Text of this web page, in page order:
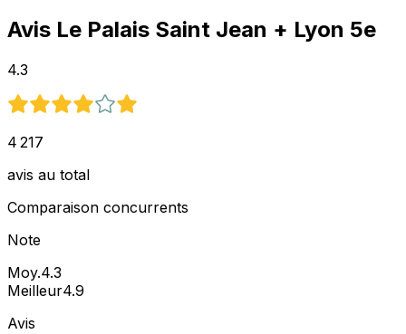
Avis Le Palais Saint Jean + Lyon 5e
4.3
4 217
avis au total
Comparaison concurrents
Note
Moy.4.3
Meilleur4.9
Avis